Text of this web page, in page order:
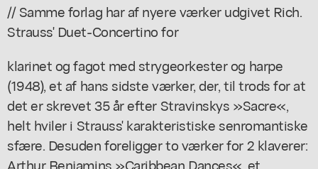
// Samme forlag har af nyere værker udgivet Rich.
Strauss' Duet-Concertino for
klarinet og fagot med strygeorkester og harpe
(1948), et af hans sidste værker, der, til trods for at
det er skrevet 35 år efter Stravinskys »Sacre«,
helt hviler i Strauss' karakteristiske senromantiske
sfære. Desuden foreligger to værker for 2 klaverer:
Arthur Benjamins »Caribbean Dances«, et